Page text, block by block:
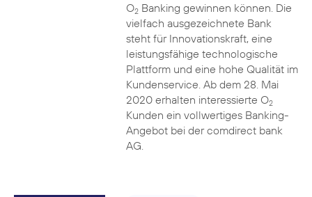
O2Banking gewinnen können. Die
vielfach ausgezeichnete Bank
steht für Innovationskraft, eine
leistungsfähige technologische
Plattform und eine hohe Qualität im
Kundenservice. Ab dem 28. Mai
2020 erhalten interessierte O2
Kunden ein vollwertiges Banking-
Angebot bei der comdirect bank
AG.